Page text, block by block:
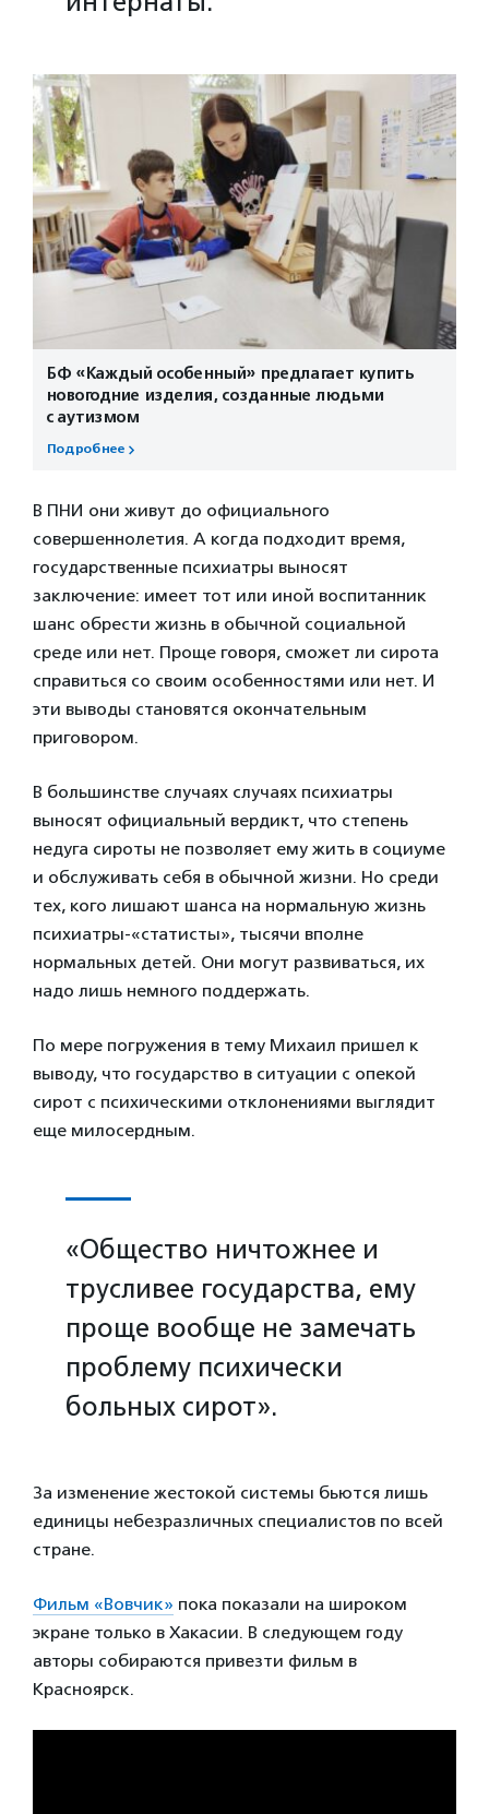
БФ «Каждый особенный» предлагает купить
новогодние изделия, созданные людьми
с аутизмом
Подробнее
В ПНИ они живут до официального
совершеннолетия. А когда подходит время,
государственные психиатры выносят
заключение: имеет тот или иной воспитанник
шанс обрести жизнь в обычной социальной
среде или нет. Проще говоря, сможет ли сирота
справиться со своим особенностями или нет. И
эти выводы становятся окончательным
приговором.
В большинстве случаях случаях психиатры
выносят официальный вердикт, что степень
недуга сироты не позволяет ему жить в социуме
и обслуживать себя в обычной жизни. Но среди
тех, кого лишают шанса на нормальную жизнь
психиатры-«статисты», тысячи вполне
нормальных детей. Они могут развиваться, их
надо лишь немного поддержать.
По мере погружения в тему Михаил пришел к
выводу, что государство в ситуации с опекой
сирот с психическими отклонениями выглядит
еще милосердным.
«Общество ничтожнее и
трусливее государства, ему
проще вообще не замечать
проблему психически
больных сирот».
За изменение жестокой системы бьются лишь
единицы небезразличных специалистов по всей
стране.
Фильм «Вовчик» пока показали на широком
экране только в Хакасии. В следующем году
авторы собираются привезти фильм в
Красноярск.